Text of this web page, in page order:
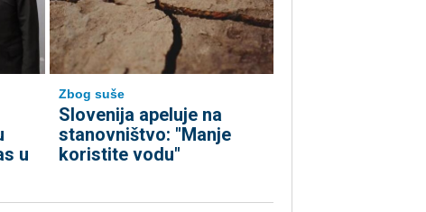
u
Zbog suše
Slovenija apeluje na
stanovništvo: "Manje
koristite vodu"